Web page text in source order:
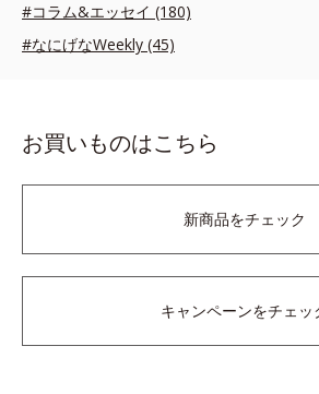
#コラム&エッセイ (180)
#なにげなWeekly (45)
お買いものはこちら
新商品をチェック
キャンペーンをチェッ